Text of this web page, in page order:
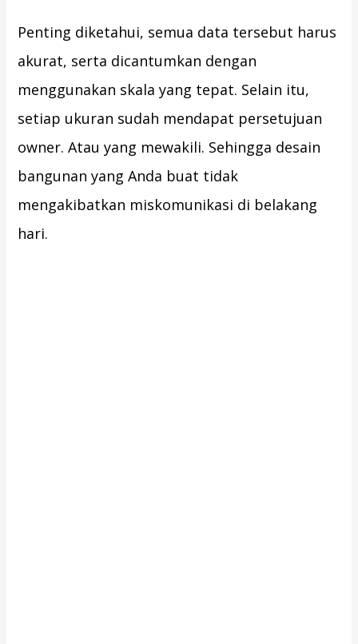
Penting diketahui, semua data tersebut harus
akurat, serta dicantumkan dengan
menggunakan skala yang tepat. Selain itu,
setiap ukuran sudah mendapat persetujuan
owner. Atau yang mewakili. Sehingga desain
bangunan yang Anda buat tidak
mengakibatkan miskomunikasi di belakang
hari.